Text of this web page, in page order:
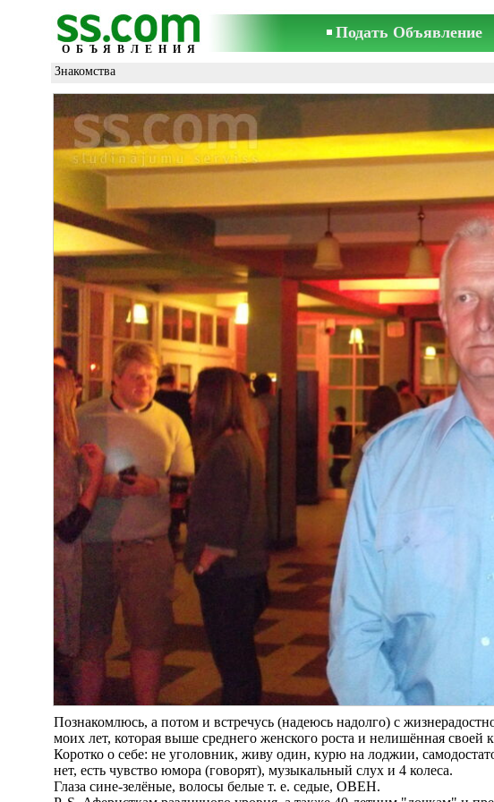
ОБЪЯВЛЕНИЯ
Подать Объявление
Знакомства
Познакомлюсь, а потом и встречусь (надеюсь надолго) с
моих лет, которая выше среднего женского роста и нелишённая своей
Коротко о себе: не уголовник, живу один, курю на лоджии,
нет, есть чувство юмора (говорят), музыкальный слух и 4 колеса.
Глаза сине-зелёные, волосы белые т. е. седые, ОВЕН.